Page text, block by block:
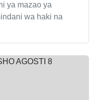
ya mazao ya
wa haki na